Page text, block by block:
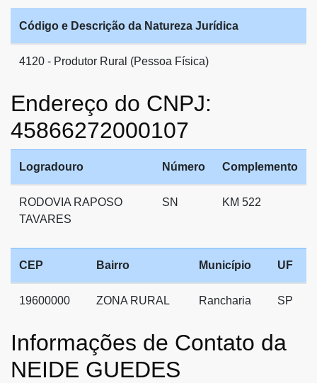
Código e Descrição da Natureza Jurídica
4120 - Produtor Rural (Pessoa Física)
Endereço do CNPJ:
45866272000107
Logradouro Número Complemento
RODOVIA RAPOSO
TAVARES
SN KM 522
CEP Bairro Município UF
19600000 ZONA RURAL Rancharia SP
Informações de Contato da
NEIDE GUEDES